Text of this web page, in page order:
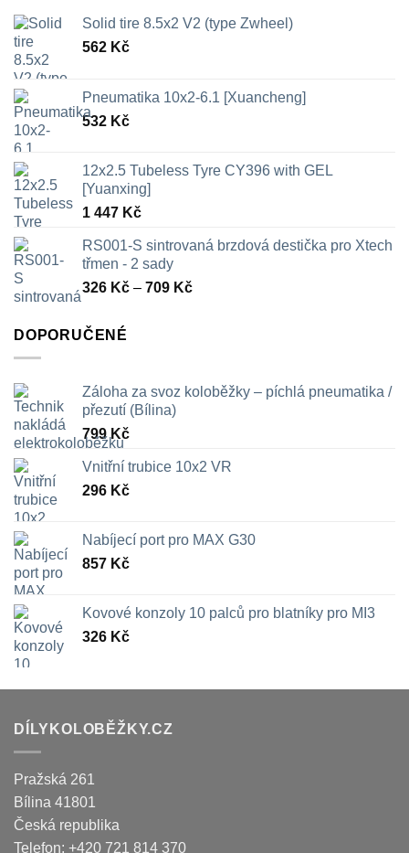
Solid tire 8.5x2 V2 (type Zwheel)
562 Kč
Pneumatika 10x2-6.1 [Xuancheng]
532 Kč
12x2.5 Tubeless Tyre CY396 with GEL
[Yuanxing]
1 447 Kč
RS001-S sintrovaná brzdová destička pro Xtech
třmen - 2 sady
326 Kč – 709 KčRozpětí
DOPORUČENÉ
Záloha za svoz koloběžky – píchlá pneumatika /
přezutí (Bílina)
799Kč
Vnitřní trubice 10x2 VR
296 Kč
Nabíjecí port pro MAX G30
857 Kč
Kovové konzoly 10 palců pro blatníky pro MI3
326 Kč
DÍLYKOLOBĚŽKY.CZ
Pražská 261
Bílina 41801
Česká republika
Telefon: +420 721 814 370